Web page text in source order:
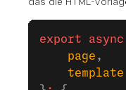
export async
    page
,
    template